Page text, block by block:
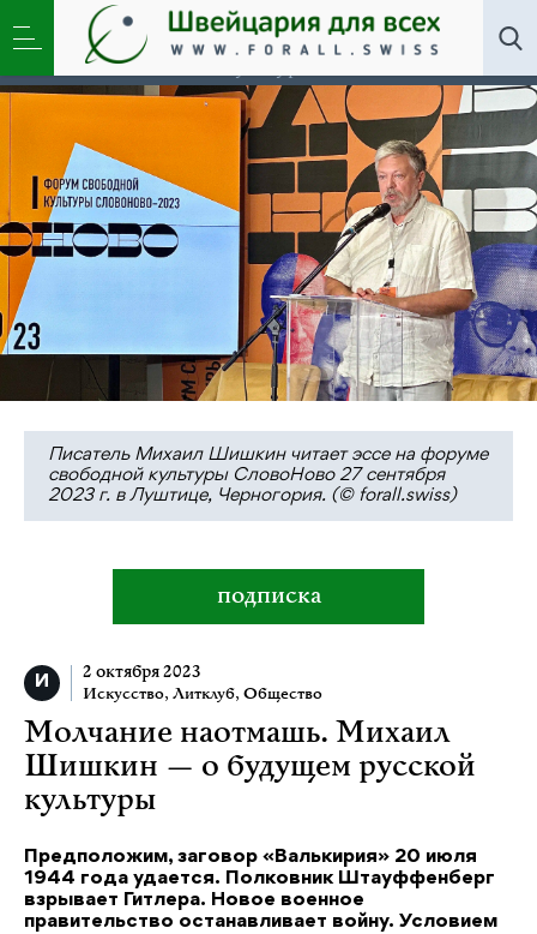
Искусство ,Литклуб,Общество»Молчание
наотмашь. Михаил Шишкин — о будущем русской
Писатель Михаил Шишкин читает эссе на форуме
свободной культуры СловоНово 27 сентября
2023 г. в Луштице, Черногория. (© forall.swiss)
подписка
2 октября 2023
Искусство, Литклуб, Общество
Молчание наотмашь. Михаил
Шишкин — о будущем русской
культуры
Предположим, заговор «Валькирия» 20 июля
1944 года удается. Полковник Штауффенберг
взрывает Гитлера. Новое военное
правительство останавливает войну. Условием